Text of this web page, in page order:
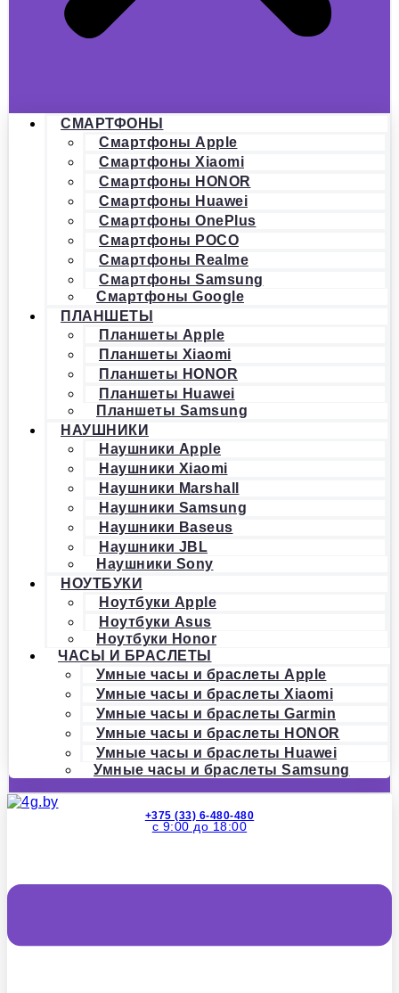
СМАРТФОНЫ
Смартфоны Apple
Смартфоны Xiaomi
Смартфоны HONOR
Смартфоны Huawei
Смартфоны OnePlus
Смартфоны POCO
Смартфоны Realme
Смартфоны Samsung
Смартфоны Google
ПЛАНШЕТЫ
Планшеты Apple
Планшеты Xiaomi
Планшеты HONOR
Планшеты Huawei
Планшеты Samsung
НАУШНИКИ
Наушники Apple
Наушники Xiaomi
Наушники Marshall
Наушники Samsung
Наушники Baseus
Наушники JBL
Наушники Sony
НОУТБУКИ
Ноутбуки Apple
Ноутбуки Asus
Ноутбуки Honor
ЧАСЫ И БРАСЛЕТЫ
Умные часы и браслеты Apple
Умные часы и браслеты Xiaomi
Умные часы и браслеты Garmin
Умные часы и браслеты HONOR
Умные часы и браслеты Huawei
Умные часы и браслеты Samsung
+375 (33) 6-480-480
с 9:00 до 18:00